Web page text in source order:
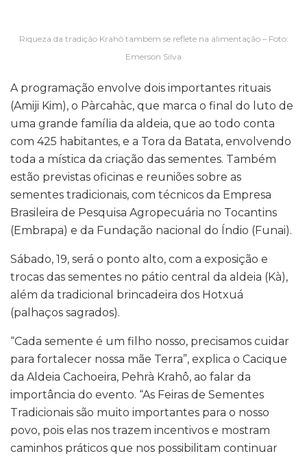
Riqueza da tradição Krahô também se reflete na alimentação – Foto:
Emerson Silva
A programação envolve dois importantes rituais
(Amiji Kim), o Pàrcahàc, que marca o final do luto de
uma grande família da aldeia, que ao todo conta
com 425 habitantes, e a Tora da Batata, envolvendo
toda a mística da criação das sementes. Também
estão previstas oficinas e reuniões sobre as
sementes tradicionais, com técnicos da Empresa
Brasileira de Pesquisa Agropecuária no Tocantins
(Embrapa) e da Fundação nacional do Índio (Funai).
Sábado, 19, será o ponto alto, com a exposição e
trocas das sementes no pátio central da aldeia (Kà),
além da tradicional brincadeira dos Hotxuá
(palhaços sagrados).
“Cada semente é um filho nosso, precisamos cuidar
para fortalecer nossa mãe Terra”, explica o Cacique
da Aldeia Cachoeira, Pehrà Krahô, ao falar da
importância do evento. “As Feiras de Sementes
Tradicionais são muito importantes para o nosso
povo, pois elas nos trazem incentivos e mostram
caminhos práticos que nos possibilitam continuar